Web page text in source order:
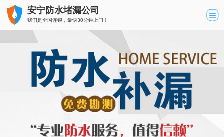
安宁防水堵漏公司
我们是全国连锁，最快30分钟上门！